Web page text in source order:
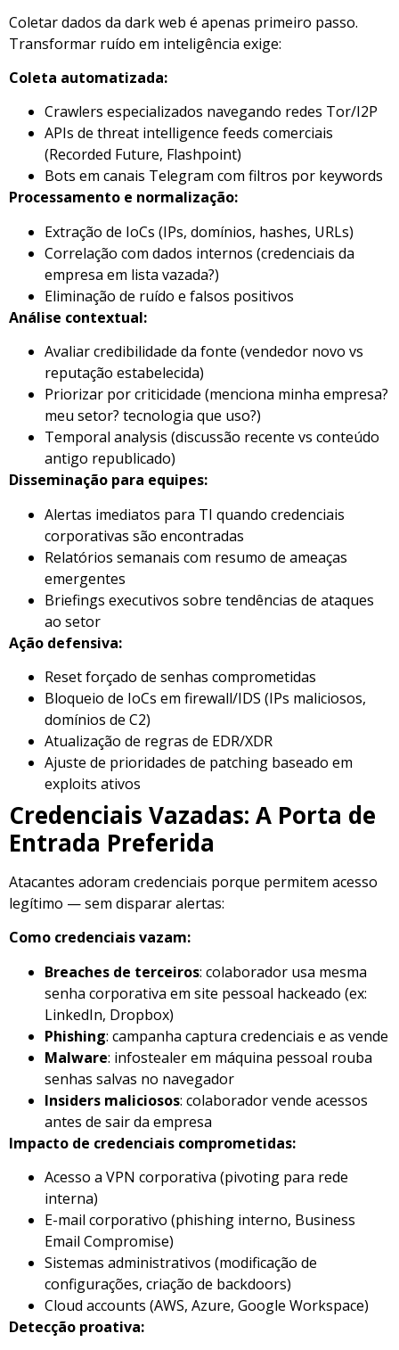
Coletar dados da dark web é apenas primeiro passo.
Transformar ruído em inteligência exige:
Coleta automatizada:
Crawlers especializados navegando redes Tor/I2P
APIs de threat intelligence feeds comerciais
(Recorded Future, Flashpoint)
Bots em canais Telegram com filtros por keywords
Processamento e normalização:
Extração de IoCs (IPs, domínios, hashes, URLs)
Correlação com dados internos (credenciais da
empresa em lista vazada?)
Eliminação de ruído e falsos positivos
Análise contextual:
Avaliar credibilidade da fonte (vendedor novo vs
reputação estabelecida)
Priorizar por criticidade (menciona minha empresa?
meu setor? tecnologia que uso?)
Temporal analysis (discussão recente vs conteúdo
antigo republicado)
Disseminação para equipes:
Alertas imediatos para TI quando credenciais
corporativas são encontradas
Relatórios semanais com resumo de ameaças
emergentes
Briefings executivos sobre tendências de ataques
ao setor
Ação defensiva:
Reset forçado de senhas comprometidas
Bloqueio de IoCs em firewall/IDS (IPs maliciosos,
domínios de C2)
Atualização de regras de EDR/XDR
Ajuste de prioridades de patching baseado em
exploits ativos
Credenciais Vazadas: A Porta de
Entrada Preferida
Atacantes adoram credenciais porque permitem acesso
legítimo — sem disparar alertas:
Como credenciais vazam:
Breaches de terceiros: colaborador usa mesma
senha corporativa em site pessoal hackeado (ex:
LinkedIn, Dropbox)
Phishing: campanha captura credenciais e as vende
Malware: infostealer em máquina pessoal rouba
senhas salvas no navegador
Insiders maliciosos: colaborador vende acessos
antes de sair da empresa
Impacto de credenciais comprometidas:
Acesso a VPN corporativa (pivoting para rede
interna)
E-mail corporativo (phishing interno, Business
Email Compromise)
Sistemas administrativos (modificação de
configurações, criação de backdoors)
Cloud accounts (AWS, Azure, Google Workspace)
Detecção proativa: